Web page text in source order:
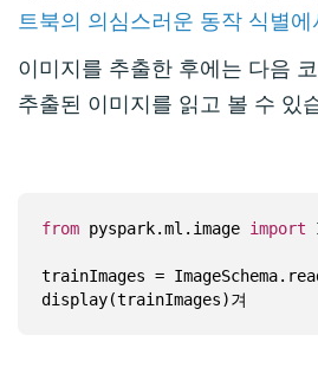
트북의 의심스러운 동작 식별에
이미지를 추출한 후에는 다음
추출된 이미지를 읽고 볼 수 있
from pyspark.ml.image import
trainImages =
display(trainImages)겨